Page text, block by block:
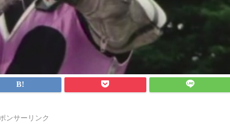
ンサーリンク